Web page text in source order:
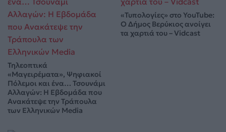
Τηλεοπτικά
«Μαγειρέματα», Ψηφιακοί
Πόλεμοι και ένα… Τσουνάμι
Αλλαγών: Η Εβδομάδα που
Ανακάτεψε την Τράπουλα
των Ελληνικών Media
«Τυπολογίες» στο YouTube:
Ο Δήμος Βερύκιος ανοίγει
τα χαρτιά του – Vidcast